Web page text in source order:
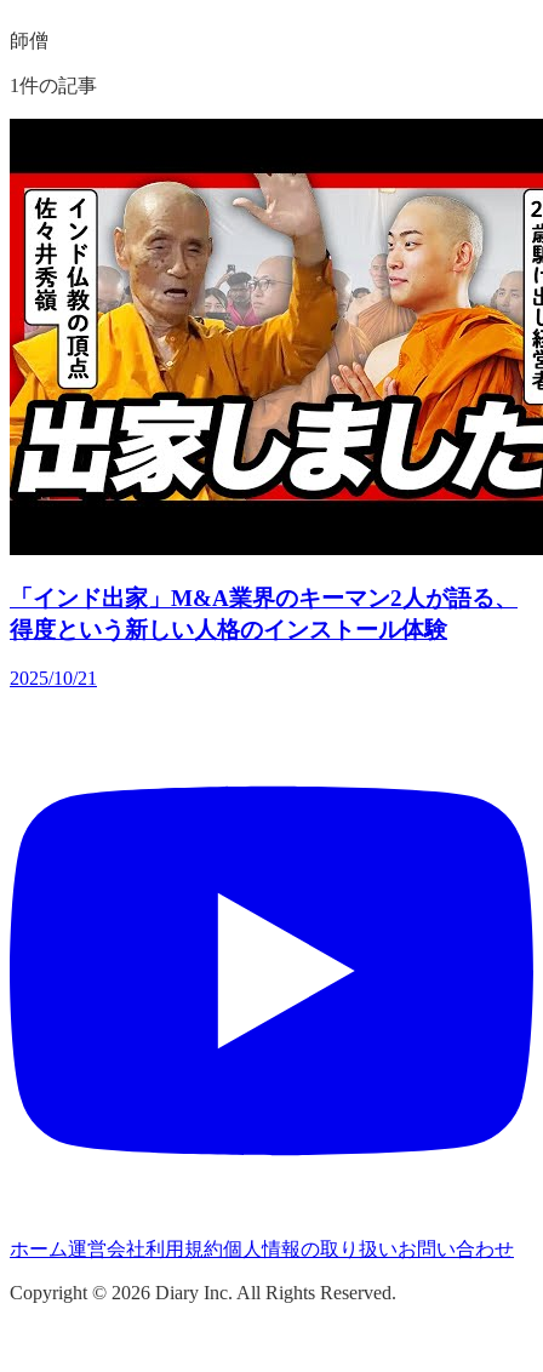
師僧
1件の記事
「インド出家」M&A業界のキーマン2人が語る、
得度という新しい人格のインストール体験
2025/10/21
ホーム運営会社利用規約個人情報の取り扱いお問い合わせ
Copyright © 2026 Diary Inc. All Rights Reserved.